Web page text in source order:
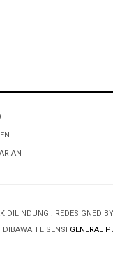
REDESIGNED BY
LISENSI GENERAL